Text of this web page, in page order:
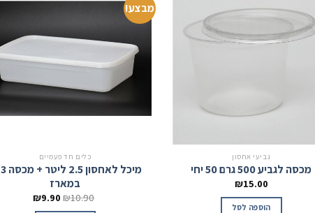
גביעי אחסון
מכסה לגביע 500 גרם 50 יחי
₪15.00
הוספה לסל
מבצע!
כלים חד פעמיים
במארז
₪10.90
₪9.90